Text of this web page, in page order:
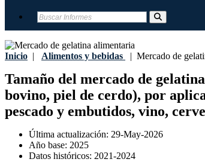
Inicio | Alimentos y bebidas | Mercado de
Tamaño del mercado de
bovino, piel de cerdo), por
pescado y embutidos, vino,
Última actualización: 29-May-2026
Año base: 2025
Datos históricos: 2021-2024